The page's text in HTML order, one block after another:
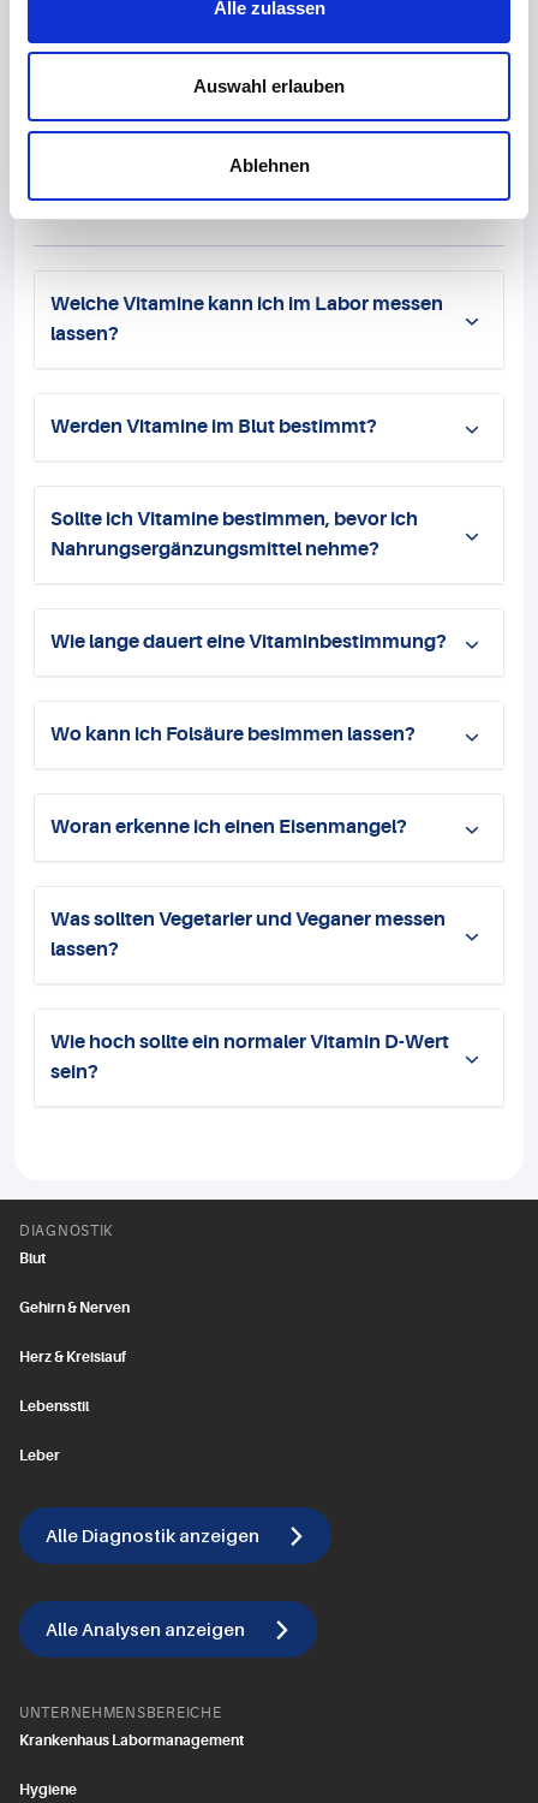
Alle zulassen
Auswahl erlauben
Ablehnen
Folsäure-Test.
Fragen und Antworten
Welche Vitamine kann ich im Labor messen
lassen?
Werden Vitamine im Blut bestimmt?
Sollte ich Vitamine bestimmen, bevor ich
Nahrungsergänzungsmittel nehme?
Wie lange dauert eine Vitaminbestimmung?
Wo kann ich Folsäure besimmen lassen?
Woran erkenne ich einen Eisenmangel?
Was sollten Vegetarier und Veganer messen
lassen?
Wie hoch sollte ein normaler Vitamin D-Wert
sein?
DIAGNOSTIK
Blut
Gehirn & Nerven
Herz & Kreislauf
Lebensstil
Leber
Alle Diagnostik anzeigen
Alle Analysen anzeigen
UNTERNEHMENSBEREICHE
Krankenhaus Labormanagement
Hygiene